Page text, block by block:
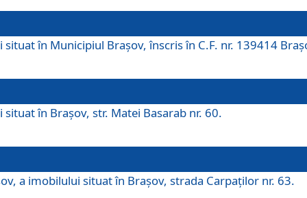
în Municipiul Brașov, înscris în C.F. nr. 139414
în Brașov, str. Matei Basarab nr. 60.
a imobilului situat în Brașov, strada Carpaților nr. 63.